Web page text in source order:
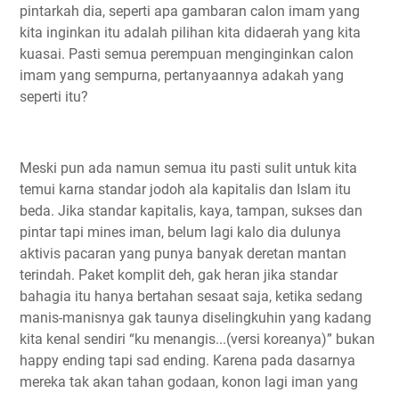
pintarkah dia, seperti apa gambaran calon imam yang
kita inginkan itu adalah pilihan kita didaerah yang kita
kuasai. Pasti semua perempuan menginginkan calon
imam yang sempurna, pertanyaannya adakah yang
seperti itu?
Meski pun ada namun semua itu pasti sulit untuk kita
temui karna standar jodoh ala kapitalis dan Islam itu
beda. Jika standar kapitalis, kaya, tampan, sukses dan
pintar tapi mines iman, belum lagi kalo dia dulunya
aktivis pacaran yang punya banyak deretan mantan
terindah. Paket komplit deh, gak heran jika standar
bahagia itu hanya bertahan sesaat saja, ketika sedang
manis-manisnya gak taunya diselingkuhin yang kadang
kita kenal sendiri “ku menangis...(versi koreanya)” bukan
happy ending tapi sad ending. Karena pada dasarnya
mereka tak akan tahan godaan, konon lagi iman yang